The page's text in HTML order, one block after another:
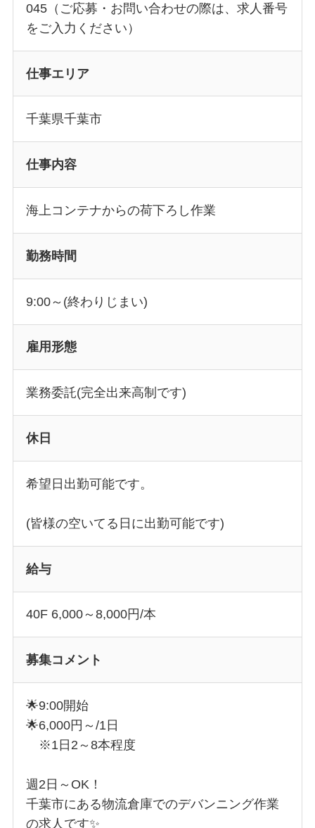
045（ご応募・お問い合わせの際は、求人番号
をご入力ください）
仕事エリア
千葉県千葉市
仕事内容
海上コンテナからの荷下ろし作業
勤務時間
9:00～(終わりじまい)
雇用形態
業務委託(完全出来高制です)
休日
希望日出勤可能です。
(皆様の空いてる日に出勤可能です)
給与
40F 6,000～8,000円/本
募集コメント
🌟9:00開始
🌟6,000円～/1日
※1日2～8本程度
週2日～OK！
千葉市にある物流倉庫でのデバンニング作業
の求人です✨